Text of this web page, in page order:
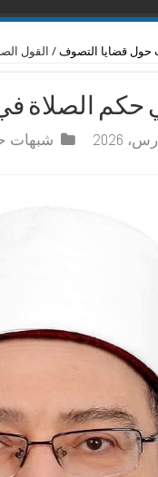
حول قضايا التصوف / القول
حكم الصلاة
شبهات